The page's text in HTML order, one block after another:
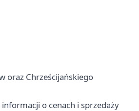
oraz Chrześcijańskiego
o cenach i sprzedaży